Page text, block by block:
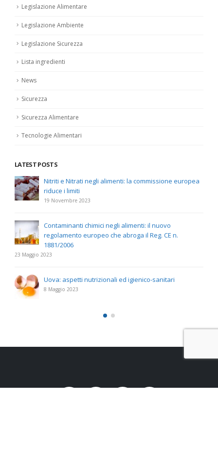
Legislazione Alimentare
Legislazione Ambiente
Legislazione Sicurezza
Lista ingredienti
News
Sicurezza
Sicurezza Alimentare
Tecnologie Alimentari
LATEST POSTS
Nitriti e Nitrati negli alimenti: la commissione europea
riduce i limiti
19 Novembre 2023
Contaminanti chimici negli alimenti: il nuovo
regolamento europeo che abroga il Reg. CE n.
1881/2006
23 Maggio 2023
Uova: aspetti nutrizionali ed igienico-sanitari
8 Maggio 2023